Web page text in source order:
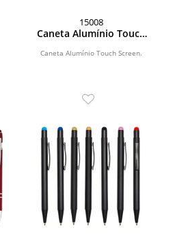
15008
Caneta Alumínio Touch
Caneta Alumínio Touch Screen.